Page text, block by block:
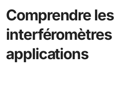
Comprendre les
applications